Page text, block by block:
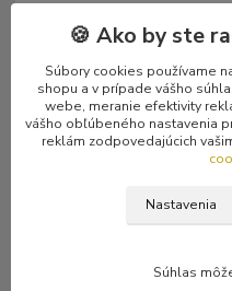
🍪 Ako by ste
Súbory cookies používame
shopu a v prípade vášho
webe, meranie efektivity
vášho obľúbeného nastavenia
reklám zodpovedajúcich
Nastavenia
Súhlas